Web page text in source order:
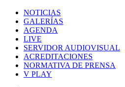
NOTICIAS
GALERÍAS
AGENDA
LIVE
SERVIDOR AUDIOVISUAL
ACREDITACIONES
NORMATIVA DE PRENSA
V PLAY